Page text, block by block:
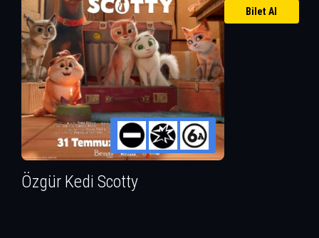
Özgür Kedi Scotty
Bilet Al